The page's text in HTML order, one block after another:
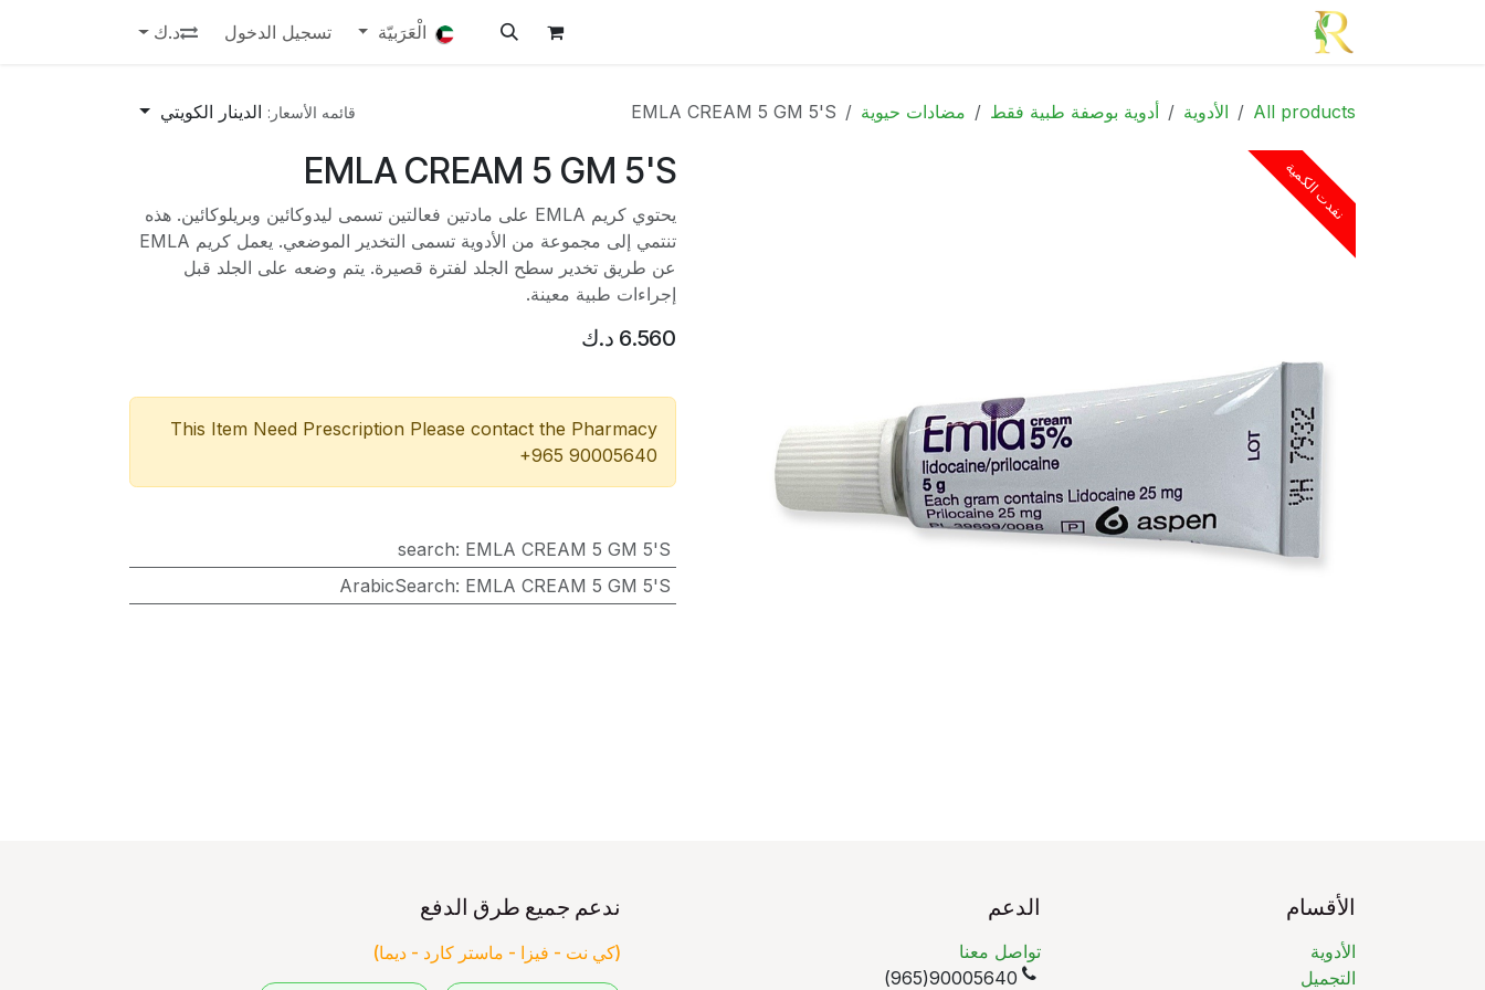
تخطي للذهاب إلى المحتوى
الْعَرَبيّة تسجيل الدخول د.ك
All products الأدوية أدوية بوصفة طبية فقط مضادات حيوية EMLA CREAM 5 GM 5'S قائمه الأسعار: الدينار الكويتي
نفدت الكمية EMLA CREAM 5 GM 5'S
يحتوي كريم EMLA على مادتين فعالتين تسمى ليدوكائين وبريلوكائين. هذه
تنتمي إلى مجموعة من الأدوية تسمى التخدير الموضعي. يعمل كريم EMLA
عن طريق تخدير سطح الجلد لفترة قصيرة. يتم وضعه على الجلد قبل
إجراءات طبية معينة.
6.560 د.ك
This Item Need Prescription Please contact the Pharmacy
+965 90005640
search: EMLA CREAM 5 GM 5'S
ArabicSearch: EMLA CREAM 5 GM 5'S
الأقسام
الأدوية
التجميل
الدعم
تواصل معنا
90005640(965)
ندعم جميع طرق الدفع
(كي نت - فيزا - ماستر كارد - ديما)